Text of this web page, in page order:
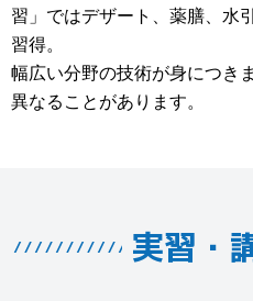
習」ではデザート、薬膳、水
習得。
幅広い分野の技術が身につき
異なることがあります。
実習・